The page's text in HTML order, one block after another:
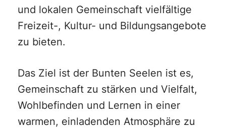
und lokalen Gemeinschaft vielfältige
Freizeit-, Kultur- und Bildungsangebote
zu bieten.
Das Ziel ist der Bunten Seelen ist es,
Gemeinschaft zu stärken und Vielfalt,
Wohlbefinden und Lernen in einer
warmen, einladenden Atmosphäre zu